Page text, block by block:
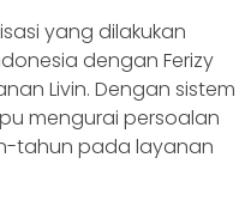
yang dilakukan
dengan Ferizy
Livin. Dengan sistem
mengurai persoalan
tahun pada layanan